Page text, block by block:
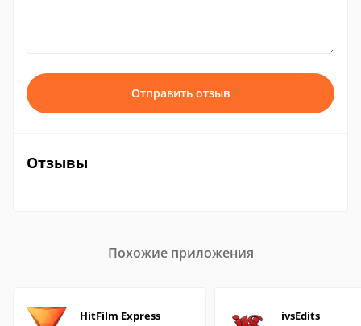
Отправить отзыв
Отзывы
Похожие приложения
HitFilm Express ivsEdits